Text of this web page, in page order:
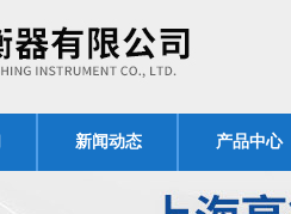
新闻动态 产品中心